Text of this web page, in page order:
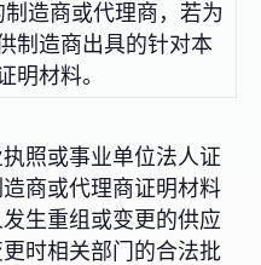
造商或代理商，若为
制造商出具的针对本
明材料。
照或事业单位法人证
商或代理商证明材料
生重组或变更的供应
时相关部门的合法批